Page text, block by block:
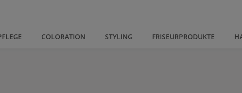
COLORATION STYLING FRISEURPRODUKTE